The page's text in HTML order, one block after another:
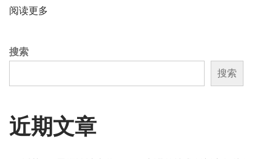
少
阅读更多
搜索
搜索
近期文章